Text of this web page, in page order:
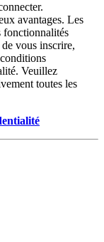
avantages. Les
fonctionnalités
vous inscrire,
Veuillez
toutes les